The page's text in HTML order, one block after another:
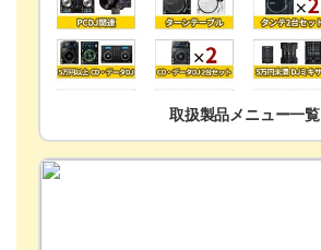
取扱製品メニュー一覧